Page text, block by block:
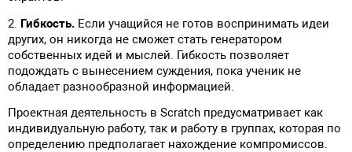
2. Гибкость. Если учащийся не готов воспринимать идеи
других, он никогда не сможет стать генератором
собственных идей и мыслей. Гибкость позволяет
подождать с вынесением суждения, пока ученик не
обладает разнообразной информацией.
Проектная деятельность в Scratch предусматривает как
индивидуальную работу, так и работу в группах, которая по
определению предполагает нахождение компромиссов.